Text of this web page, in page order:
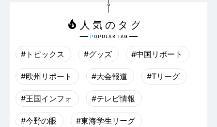
#トピックス #グッズ #中国リポート
#欧州リポート #大会報道 #Tリーグ
#王国インフォ #テレビ情報
#今野の眼 #東海学生リーグ